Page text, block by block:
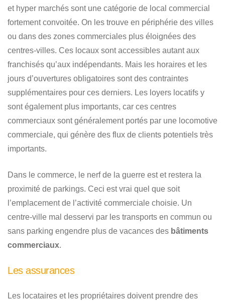
et hyper marchés sont une catégorie de local commercial
fortement convoitée. On les trouve en périphérie des villes
ou dans des zones commerciales plus éloignées des
centres-villes. Ces locaux sont accessibles autant aux
franchisés qu’aux indépendants. Mais les horaires et les
jours d’ouvertures obligatoires sont des contraintes
supplémentaires pour ces derniers. Les loyers locatifs y
sont également plus importants, car ces centres
commerciaux sont généralement portés par une locomotive
commerciale, qui génère des flux de clients potentiels très
importants.
Dans le commerce, le nerf de la guerre est et restera la
proximité de parkings. Ceci est vrai quel que soit
l’emplacement de l’activité commerciale choisie. Un
centre-ville mal desservi par les transports en commun ou
sans parking engendre plus de vacances des bâtiments
commerciaux.
Les assurances
Les locataires et les propriétaires doivent prendre des